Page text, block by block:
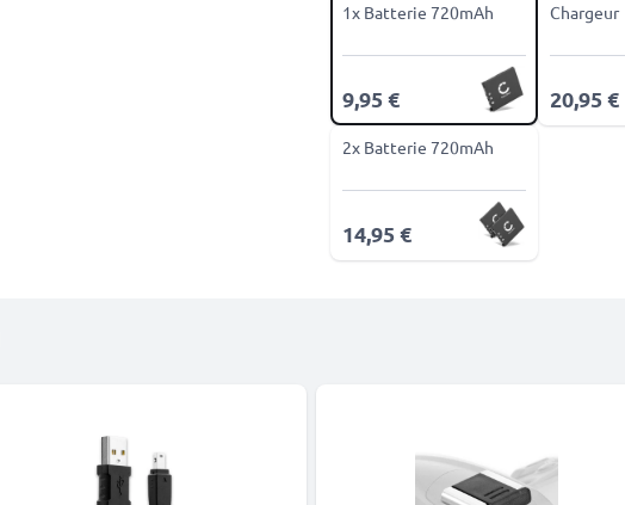
1x Batterie 720mAh
9,95 €
Chargeur
20,95 €
2x Batterie 720mAh
14,95 €